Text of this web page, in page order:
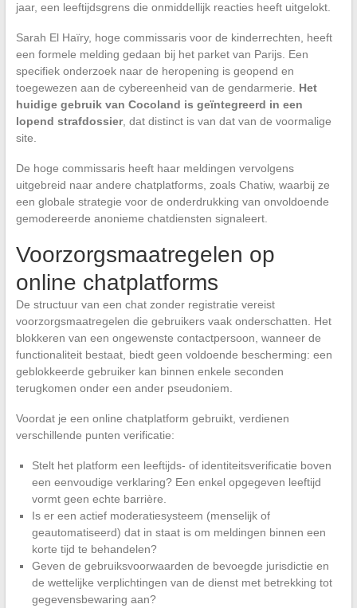
jaar, een leeftijdsgrens die onmiddellijk reacties heeft uitgelokt.
Sarah El Haïry, hoge commissaris voor de kinderrechten, heeft
een formele melding gedaan bij het parket van Parijs. Een
specifiek onderzoek naar de heropening is geopend en
toegewezen aan de cybereenheid van de gendarmerie. Het
huidige gebruik van Cocoland is geïntegreerd in een
lopend strafdossier, dat distinct is van dat van de voormalige
site.
De hoge commissaris heeft haar meldingen vervolgens
uitgebreid naar andere chatplatforms, zoals Chatiw, waarbij ze
een globale strategie voor de onderdrukking van onvoldoende
gemodereerde anonieme chatdiensten signaleert.
Voorzorgsmaatregelen op
online chatplatforms
De structuur van een chat zonder registratie vereist
voorzorgsmaatregelen die gebruikers vaak onderschatten. Het
blokkeren van een ongewenste contactpersoon, wanneer de
functionaliteit bestaat, biedt geen voldoende bescherming: een
geblokkeerde gebruiker kan binnen enkele seconden
terugkomen onder een ander pseudoniem.
Voordat je een online chatplatform gebruikt, verdienen
verschillende punten verificatie:
Stelt het platform een leeftijds- of identiteitsverificatie boven
een eenvoudige verklaring? Een enkel opgegeven leeftijd
vormt geen echte barrière.
Is er een actief moderatiesysteem (menselijk of
geautomatiseerd) dat in staat is om meldingen binnen een
korte tijd te behandelen?
Geven de gebruiksvoorwaarden de bevoegde jurisdictie en
de wettelijke verplichtingen van de dienst met betrekking tot
gegevensbewaring aan?